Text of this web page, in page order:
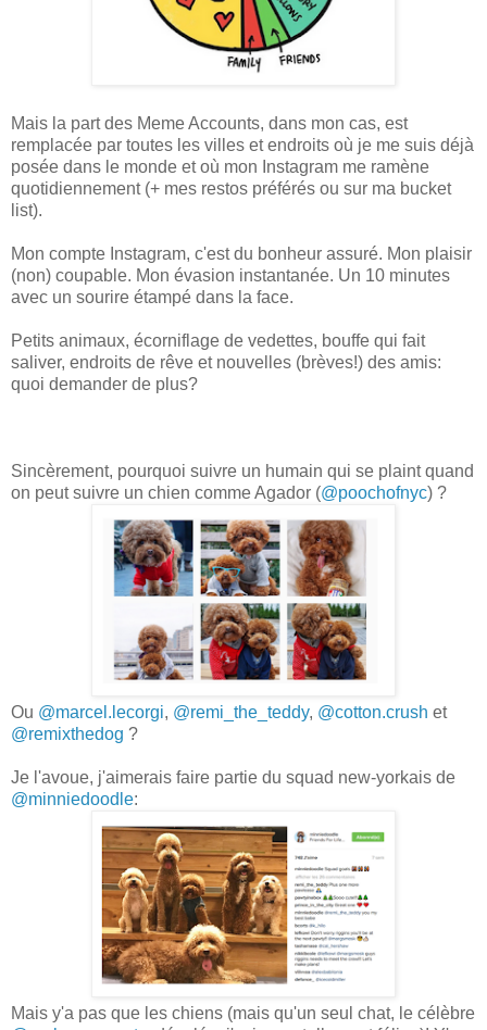
Mais la part des Meme Accounts, dans mon cas, est
remplacée par toutes les villes et endroits où je me suis déjà
posée dans le monde et où mon Instagram me ramène
quotidiennement (+ mes restos préférés ou sur ma bucket
list).
Mon compte Instagram, c'est du bonheur assuré. Mon plaisir
(non) coupable. Mon évasion instantanée. Un 10 minutes
avec un sourire étampé dans la face.
Petits animaux, écorniflage de vedettes, bouffe qui fait
saliver, endroits de rêve et nouvelles (brèves!) des amis:
quoi demander de plus?
Sincèrement, pourquoi suivre un humain qui se plaint quand
on peut suivre un chien comme Agador (@poochofnyc) ?
Ou @marcel.lecorgi, @remi_the_teddy, @cotton.crush et
@remixthedog ?
Je l'avoue, j'aimerais faire partie du squad new-yorkais de
@minniedoodle:
Mais y'a pas que les chiens (mais qu'un seul chat, le célèbre